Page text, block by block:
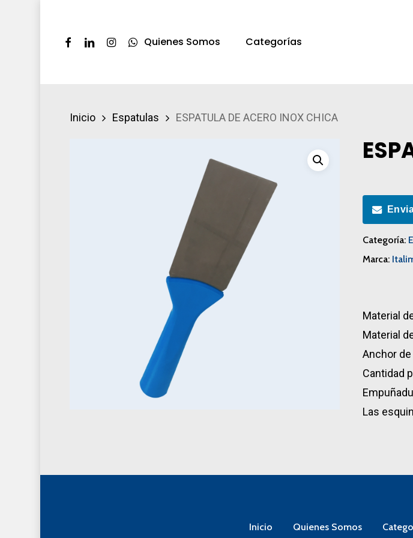
Quienes Somos Categorías
FacebookLinkedinInstagramWhatsapp
Inicio Espatulas ESPATULA DE ACERO INOX CHICA
Categoría:
Marca:
Material
Material
Anchor
Cantidad
Las
Inicio Quienes Somos